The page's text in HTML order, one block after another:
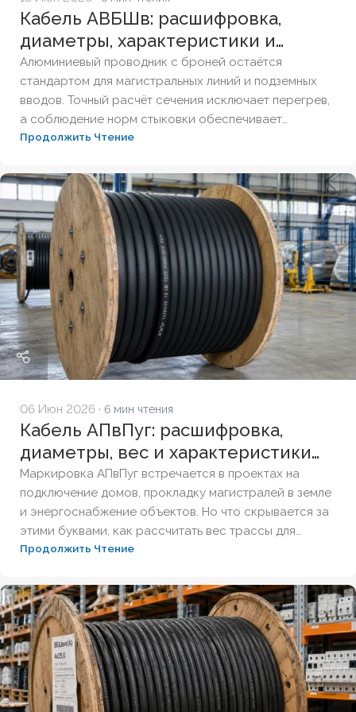
Кабель АВБШв: расшифровка,
диаметры, характеристики и
соединение муфтами
Алюминиевый проводник с броней остаётся
стандартом для магистральных линий и подземных
вводов. Точный расчёт сечения исключает перегрев,
а соблюдение норм стыковки обеспечивает
стабильное питание объекта. Разберём технический
трассировки без аварийных обрывов
Продолжить Чтение
06 Июн 2026 · 6 мин чтения
Кабель АПвПуг: расшифровка,
диаметры, вес и характеристики
по ГОСТ
Маркировка АПвПуг встречается в проектах на
подключение домов, прокладку магистралей в земле
и энергоснабжение объектов. Но что скрывается за
этими буквами, как рассчитать вес трассы для
доставки и чем этот кабель отличается от аналогов?
технические параметры и правила выбора
надёжного решения для подземной прокладки.
Продолжить Чтение